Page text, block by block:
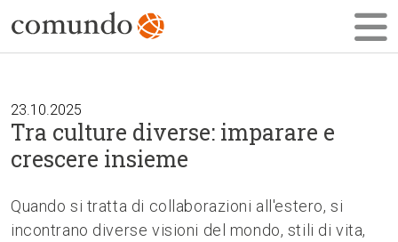
23.10.2025
Tra culture diverse: imparare e
crescere insieme
Quando si tratta di collaborazioni all'estero, si
incontrano diverse visioni del mondo, stili di vita,